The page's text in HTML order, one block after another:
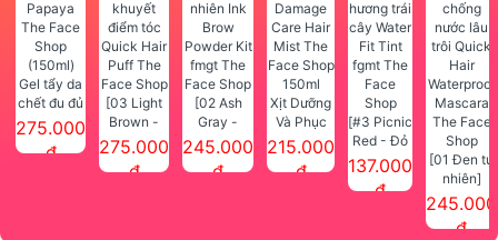
Gel tẩy da
chết đu đủ
SMART
PEELING
275.000
đ
[03 Light
Brown -
Nâu Sáng]
Phấn che
275.000
đ
[02 Ash
Gray -
Khói] Bột
kẻ chân
245.000
đ
Xịt Dưỡng
Và Phục
Hồi Tóc
Essential
215.000
đ
[#3 Picnic
Red - Đỏ
cam] Son
137.000
đ
[01 Đen tự
nhiên]
Mascara
che phủ
245.000
đ